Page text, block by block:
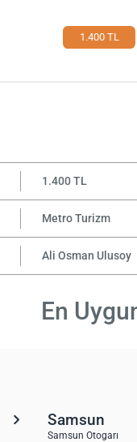
1.400 TL
1.400 TL
Metro Turizm
Ali Osman Ulusoy
En
Samsun
Samsun Otogarı